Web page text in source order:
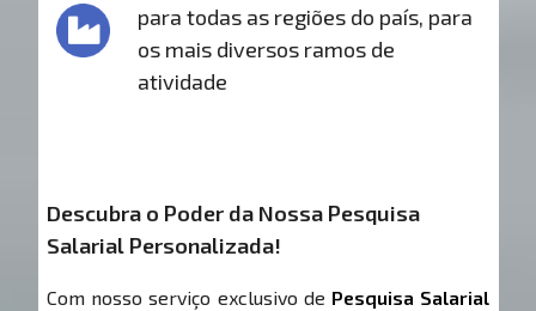
para todas as regiões do país, para
os mais diversos ramos de
atividade
Descubra o Poder da Nossa Pesquisa
Salarial Personalizada!
Com nosso serviço exclusivo de Pesquisa Salarial